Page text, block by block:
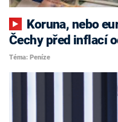
Čechy před inflací
Téma: Peníze